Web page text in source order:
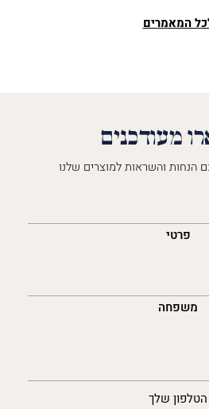
המאמרים
מעודכנים
הנחות והשראות למוצרים שלנו
פרטי
משפחה
הטלפון שלך